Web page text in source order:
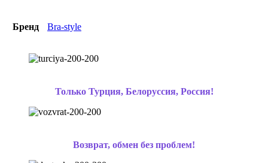
Бренд Bra-style
Только Турция, Белоруссия, Россия!
Возврат, обмен без проблем!